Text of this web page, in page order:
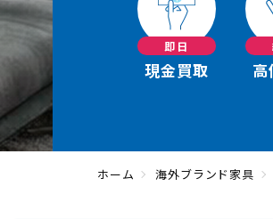
即日
現金買取 高
ホーム 海外ブランド家具